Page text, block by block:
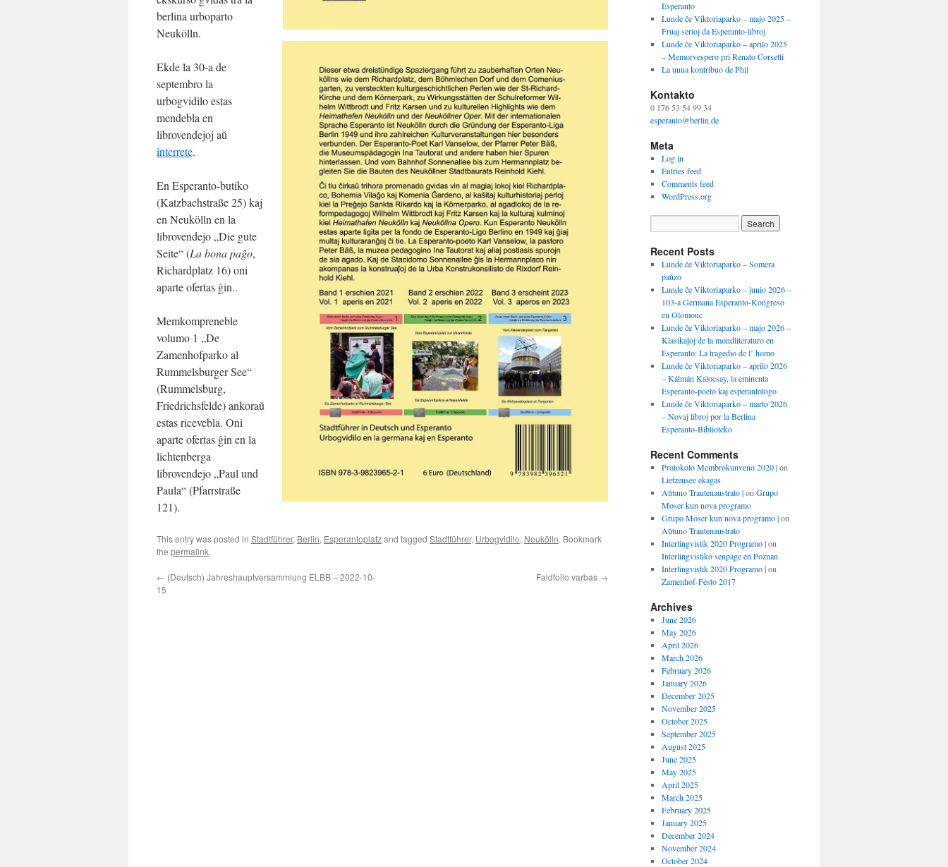
berlina urboparto
Neukölln.
Ekde la 30-a de
septembro la
urbogvidilo estas
mendebla en
librovendejoj aŭ
interrete.
En Esperanto-butiko
(Katzbachstraße 25) kaj
en Neukölln en la
librovendejo „Die gute
Seite“ (La bona paĝo,
Richardplatz 16) oni
aparte ofertas ĝin..
Memkompreneble
volumo 1 „De
Zamenhofparko al
Rummelsburger See“
(Rummelsburg,
Friedrichsfelde) ankoraŭ
estas ricevebla. Oni
aparte ofertas ĝin en la
lichtenberga
librovendejo „Paul und
Paula“ (Pfarrstraße
121).
This entry was posted in Stadtführer, Berlin, Esperantoplatzand tagged Stadtführer, Urbogvidilo, Neukölln. Bookmark
the permalink.
← (Deutsch) Jahreshauptversammlung ELBB – 2022-10-
15
Faldfolio varbas →
Esperanto
Lunde ĉe Viktoriaparko – majo 2025 –
Fruaj serioj da Esperanto-libroj
Lunde ĉe Viktoriaparko – aprilo 2025
– Memorvespero pri Renato Corsetti
La unua kontribuo de Phil
Kontakto
0 176 53 54 99 34
esperanto@berlin.de
Meta
Log in
Entries feed
Comments feed
WordPress.org
Recent Posts
Lunde ĉe Viktoriaparko – Somera
paŭzo
Lunde ĉe Viktoriaparko – junio 2026 –
103-a Germana Esperanto-Kongreso
en Olomouc
Lunde ĉe Viktoriaparko – majo 2026 –
Klasikaĵoj de la mondliteraturo en
Esperanto: La tragedio de l’ homo
Lunde ĉe Viktoriaparko – aprilo 2026
– Kálmán Kalocsay, la eminenta
Esperanto-poeto kaj esperantologo
Lunde ĉe Viktoriaparko – marto 2026
– Novaj libroj por la Berlina
Esperanto-Biblioteko
Recent Comments
Protokolo Membrokunveno 2020 |on
Lietzensee ekagas
Aŭtuno Trautenaustrato |on Grupo
Moser kun nova programo
Grupo Moser kun nova programo |on
Aŭtuno Trautenaustrato
Interlingvistik 2020 Programo |on
Interlingvistiko senpage en Poznan
Interlingvistik 2020 Programo |on
Zamenhof-Festo 2017
Archives
June 2026
May 2026
April 2026
March 2026
February 2026
January 2026
December 2025
November 2025
October 2025
September 2025
August 2025
June 2025
May 2025
April 2025
March 2025
February 2025
January 2025
December 2024
November 2024
October 2024